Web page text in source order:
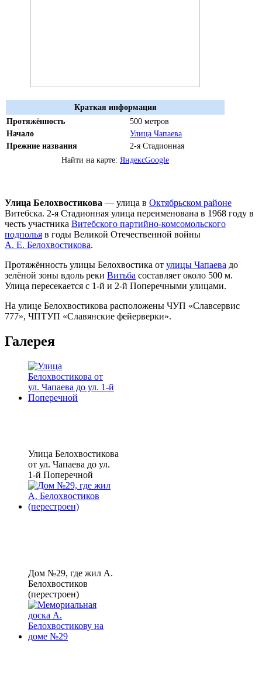
Краткая информация
Протяжённость
500 метров
Начало
Улица Чапаева
Прежние названия
2-я Стадионная
Найти на карте: ЯндексGoogle
Улица Белохвостикова — улица в Октябрьском районе
Витебска. 2-я Стадионная улица переименована в 1968 году в
честь участника Витебского партийно-комсомольского
подполья в годы Великой Отечественной войны
А. Е. Белохвостикова.
Протяжённость улицы Белохвостика от улицы Чапаева до
зелёной зоны вдоль реки Витьба составляет около 500 м.
Улица пересекается с 1-й и 2-й Поперечными улицами.
На улице Белохвостикова расположены ЧУП «Славсервис
777», ЧПТУП «Славянские фейерверки».
Галерея
Улица Белохвостикова
от ул. Чапаева до ул.
1-й Поперечной
Дом №29, где жил А.
Белохвостиков
(перестроен)